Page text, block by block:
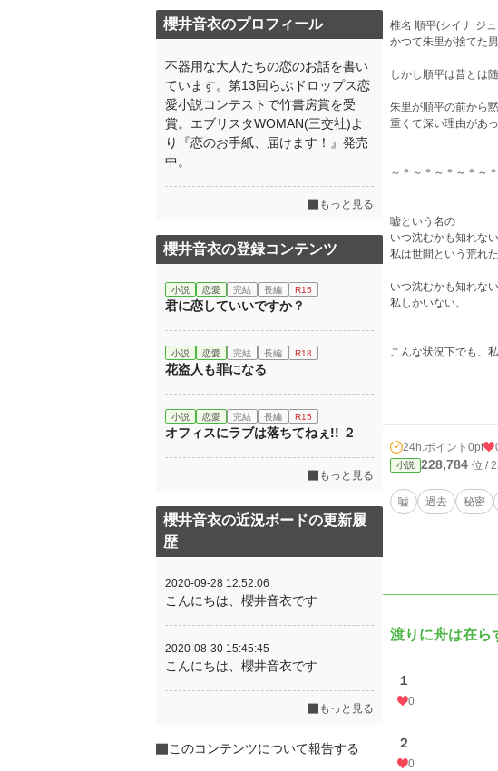
椎名 順平(シイナ ジュ
かつて朱里が捨てた男
しかし順平は昔とは
朱里が順平の前から
重くて深い理由があっ
～＊～＊～＊～＊～
嘘という名の
いつ沈むかも知れな
私は世間という荒れ
いつ沈むかも知れな
私しかいない。
こんな状況下でも、
24h.ポイント 0pt
小説 228,784 位 /
嘘 過去 秘密
渡りに舟は在ら
１
0
２
0
櫻井音衣のプロフィール
不器用な大人たちの恋のお話を書い
ています。第13回らぶドロップス恋
愛小説コンテストで竹書房賞を受
賞。エブリスタWOMAN(三交社)よ
り『恋のお手紙、届けます！』発売
中。
もっと見る
櫻井音衣の登録コンテンツ
小説 恋愛 完結 長編 R15
君に恋していいですか？
小説 恋愛 完結 長編 R18
花盗人も罪になる
小説 恋愛 完結 長編 R15
オフィスにラブは落ちてねぇ!! ２
もっと見る
櫻井音衣の近況ボードの更新履
歴
2020-09-28 12:52:06
こんにちは、櫻井音衣です
2020-08-30 15:45:45
こんにちは、櫻井音衣です
もっと見る
このコンテンツについて報告する